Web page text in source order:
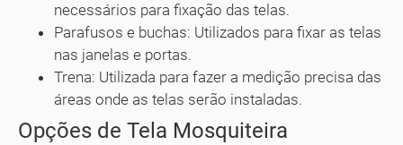
necessários para fixação das telas.
Parafusos e buchas: Utilizados para fixar as telas
nas janelas e portas.
Trena: Utilizada para fazer a medição precisa das
áreas onde as telas serão instaladas.
Opções de Tela Mosquiteira